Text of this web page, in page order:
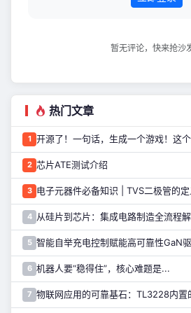
暂无评论，快来抢沙
热门文章
1 开源了！一句话，生成一个游戏！这
2 芯片ATE测试介绍
3
4 从硅片到芯片：集成电路制造全流程
5
6 机器人要“稳得住”，核心难题是...
7